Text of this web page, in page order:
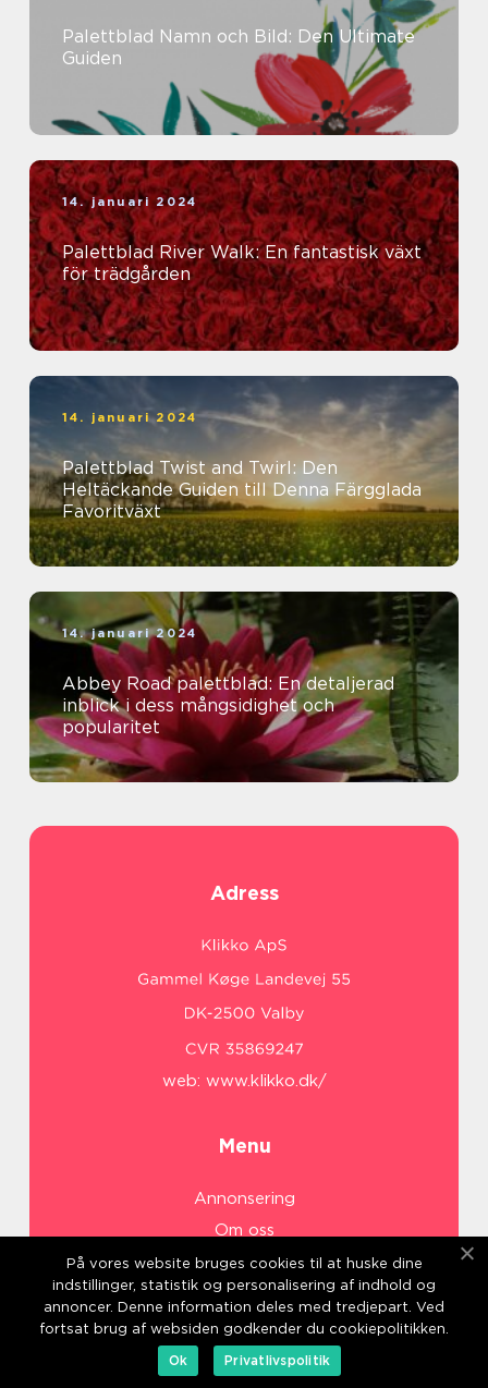
Palettblad Namn och Bild: Den Ultimate
Guiden
14. januari 2024
Palettblad River Walk: En fantastisk växt
för trädgården
14. januari 2024
Palettblad Twist and Twirl: Den
Heltäckande Guiden till Denna Färgglada
Favoritväxt
14. januari 2024
Abbey Road palettblad: En detaljerad
inblick i dess mångsidighet och
popularitet
Adress
web: www.klikko.dk/
Menu
Annonsering
Om oss
Cookies
Kontakta oss
Sitemap
På vores website bruges cookies til at huske dine
indstillinger, statistik og personalisering af indhold og
annoncer. Denne information deles med tredjepart. Ved
fortsat brug af websiden godkender du cookiepolitikken.
Ok
Privatlivspolitik